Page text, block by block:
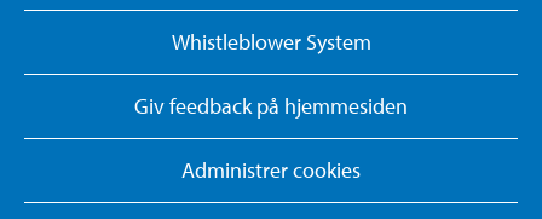
Whistleblower System
Giv feedback på hjemmesiden
Administrer cookies